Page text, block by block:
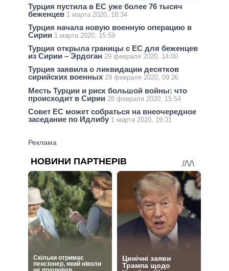
Турция пустила в ЕС уже более 76 тысяч
беженцев 1 марта 2020, 18:34
Турция начала новую военную операцию в
Сирии 1 марта 2020, 15:59
Турция открыла границы с ЕС для беженцев
из Сирии – Эрдоган 29 февраля 2020, 14:00
Турция заявила о ликвидации десятков
сирийских военных 29 февраля 2020, 09:26
Месть Турции и риск большой войны: что
происходит в Сирии 28 февраля 2020, 15:54
Совет ЕС может собраться на внеочередное
заседание по Идлибу 1 марта 2020, 19:31